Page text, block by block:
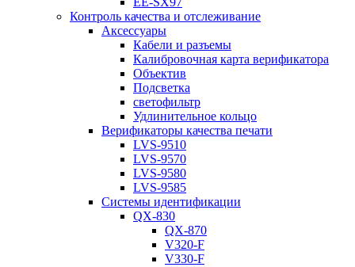
Контроль качества и отслеживание
Аксессуары
Кабели и разъемы
Калибровочная карта верификатора
Объектив
Подсветка
светофильтр
Удлинительное кольцо
Верификаторы качества печати
LVS-9510
LVS-9570
LVS-9580
LVS-9585
Системы идентификации
QX-830
QX-870
V320-F
V330-F